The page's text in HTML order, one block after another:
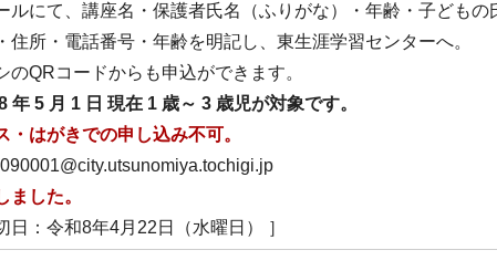
ルにて、講座名・保護者氏名（ふりがな）・年齢・子どもの
住所・電話番号・年齢を明記し、東生涯学習センターへ。
のQRコードからも申込ができます。
年 5 月 1 日 現在 1 歳～ 3 歳児が対象です。
・はがきでの申し込み不可。
ました。
日：令和8年4月22日（水曜日） ］